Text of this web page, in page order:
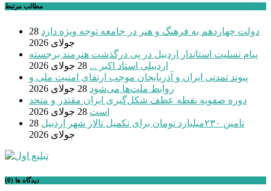
مطالب مرتبط
دولت چهاردهم به فرهنگ و هنر در جامعه توجه ویژه دارد 28
جولای 2026
پیام تسلیت استاندار اردبیل در پی درگذشت هنرمند برجسته
اردبیلی استاد اکبر ... 28 جولای 2026
پیوند تمدنی ایران و آذربایجان موجب ارتقای امنیت ملی و
روابط ملت‌ها می‌شود 28 جولای 2026
دوره صفویه نقطه عطف شکل‌گیری ایران مقتدر و متحد
است 28 جولای 2026
تامین ۲۳۰میلیارد تومان برای تکمیل تالار شهر اردبیل
28
جولای 2026
دیدگاه ها (0)